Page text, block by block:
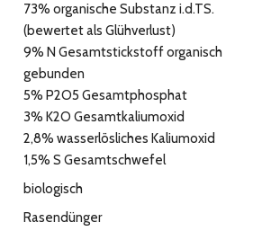
73% organische Substanz i.d.TS.
(bewertet als Glühverlust)
9% N Gesamtstickstoff organisch
gebunden
5% P2O5 Gesamtphosphat
3% K2O Gesamtkaliumoxid
2,8% wasserlösliches Kaliumoxid
1,5% S Gesamtschwefel
biologisch
Rasendünger